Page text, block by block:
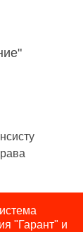
"Гарант" и